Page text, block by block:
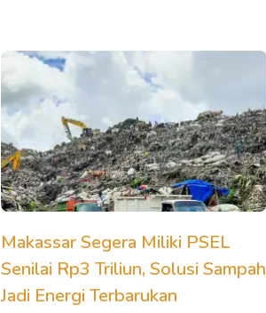
SiapBaca
–
Info
Siap
Untuk
Dibaca
Makassar Segera Miliki PSEL
Senilai Rp3 Triliun, Solusi Sampah
Jadi Energi Terbarukan